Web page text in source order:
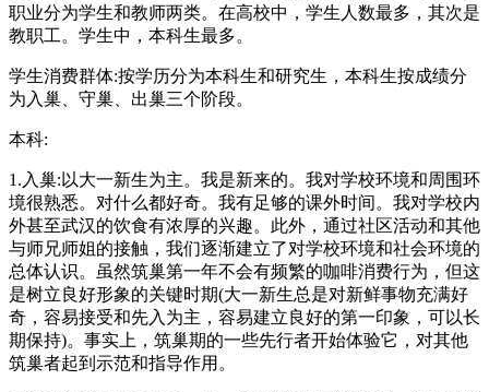
职业分为学生和教师两类。在高校中，学生人数最多，其次是
教职工。学生中，本科生最多。
学生消费群体:按学历分为本科生和研究生，本科生按成绩分
为入巢、守巢、出巢三个阶段。
本科:
1.入巢:以大一新生为主。我是新来的。我对学校环境和周围环
境很熟悉。对什么都好奇。我有足够的课外时间。我对学校内
外甚至武汉的饮食有浓厚的兴趣。此外，通过社区活动和其他
与师兄师姐的接触，我们逐渐建立了对学校环境和社会环境的
总体认识。虽然筑巢第一年不会有频繁的咖啡消费行为，但这
是树立良好形象的关键时期(大一新生总是对新鲜事物充满好
奇，容易接受和先入为主，容易建立良好的第一印象，可以长
期保持)。事实上，筑巢期的一些先行者开始体验它，对其他
筑巢者起到示范和指导作用。